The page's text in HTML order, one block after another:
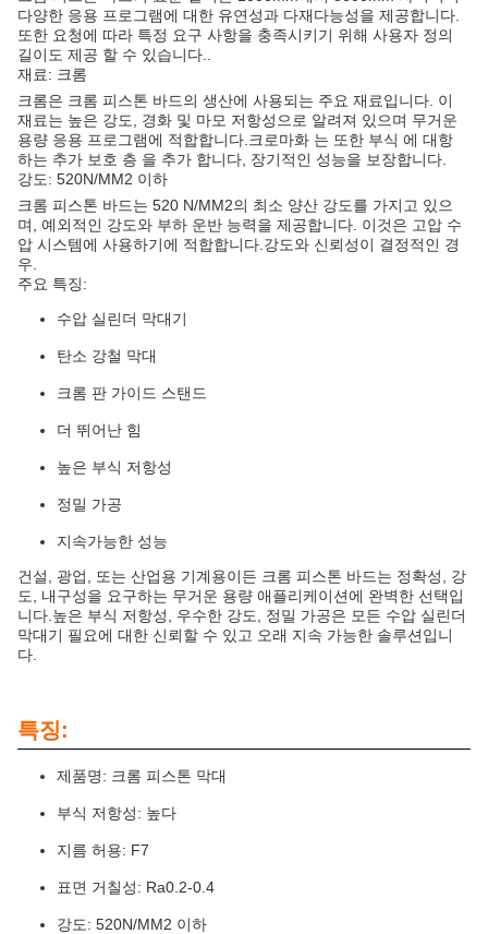
다양한 응용 프로그램에 대한 유연성과 다재다능성을 제공합니다.
또한 요청에 따라 특정 요구 사항을 충족시키기 위해 사용자 정의
길이도 제공 할 수 있습니다..
재료: 크롬
크롬은 크롬 피스톤 바드의 생산에 사용되는 주요 재료입니다. 이
재료는 높은 강도, 경화 및 마모 저항성으로 알려져 있으며 무거운
용량 응용 프로그램에 적합합니다.크로마화 는 또한 부식 에 대항
하는 추가 보호 층 을 추가 합니다, 장기적인 성능을 보장합니다.
강도: 520N/MM2 이하
크롬 피스톤 바드는 520 N/MM2의 최소 양산 강도를 가지고 있으
며, 예외적인 강도와 부하 운반 능력을 제공합니다. 이것은 고압 수
압 시스템에 사용하기에 적합합니다.강도와 신뢰성이 결정적인 경
우.
주요 특징:
수압 실린더 막대기
탄소 강철 막대
크롬 판 가이드 스탠드
더 뛰어난 힘
높은 부식 저항성
정밀 가공
지속가능한 성능
건설, 광업, 또는 산업용 기계용이든 크롬 피스톤 바드는 정확성, 강
도, 내구성을 요구하는 무거운 용량 애플리케이션에 완벽한 선택입
니다.높은 부식 저항성, 우수한 강도, 정밀 가공은 모든 수압 실린더
막대기 필요에 대한 신뢰할 수 있고 오래 지속 가능한 솔루션입니
다.
특징:
제품명: 크롬 피스톤 막대
부식 저항성: 높다
지름 허용: F7
표면 거칠성: Ra0.2-0.4
강도: 520N/MM2 이하